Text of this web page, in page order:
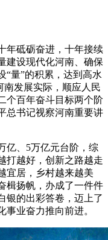
砥砺奋进，十年接续
建设现代化河南、确保
“量”的积累，达到高水
南发展实际，顺应人民
个百年奋斗目标两个阶
总书记视察河南重要讲
、5万亿元台阶，综
打越好，创新之路越走
宜居，乡村越来越美
扬帆，办成了一件件
银的出彩答卷，迈上了
业奋力推向前进。